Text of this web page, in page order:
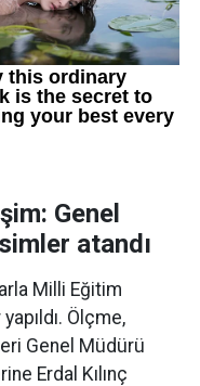
Genel
atandı
Milli Eğitim
Ölçme,
Genel Müdürü
Erdal Kılınç